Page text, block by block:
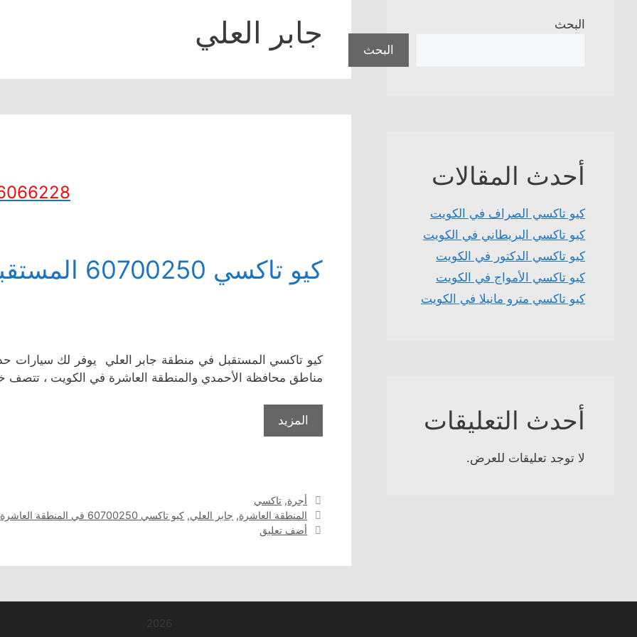
جابر العلي
كيو تاكسي 60700250 المستقبل في جابر العلي
كيو تاكسي المستقبل في منطقة جابر العلي يوفر لك سيارات
مناطق محافظة الأحمدي والمنطقة العاشرة في الكويت ، تتصف
المزيد
التصنيفات
أجرة, تاكسي
الوسوم
المنطقة العاشرة, جابر العلي, كيو تاكسي 60700250 في المنطقة العاشرة
أضف تعليق
البحث
البحث
أحدث المقالات
كيو تاكسي الصراف في الكويت
كيو تاكسي البريطاني في الكويت
كيو تاكسي الدكتور في الكويت
كيو تاكسي الأمواج في الكويت
كيو تاكسي مترو مانيلا في الكويت
أحدث التعليقات
لا توجد تعليقات للعرض.
2026